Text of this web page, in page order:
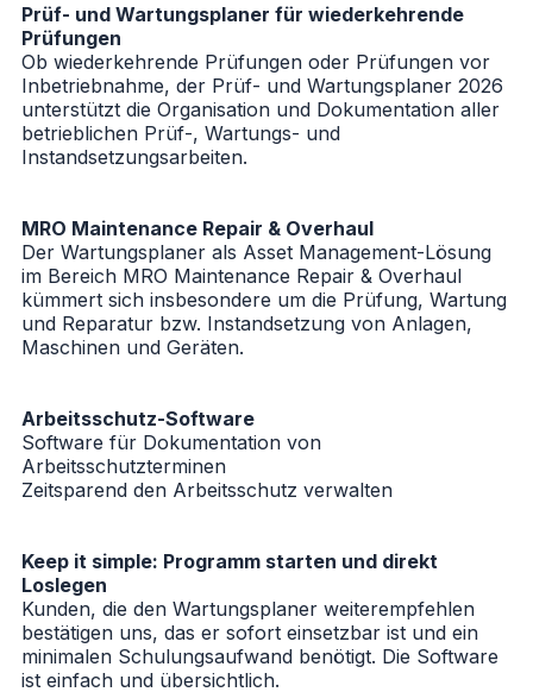
Prüf- und Wartungsplaner für wiederkehrende
Prüfungen
Ob wiederkehrende Prüfungen oder Prüfungen vor
Inbetriebnahme, der Prüf- und Wartungsplaner 2026
unterstützt die Organisation und Dokumentation aller
betrieblichen Prüf-, Wartungs- und
Instandsetzungsarbeiten.
MRO Maintenance Repair & Overhaul
Der Wartungsplaner als Asset Management-Lösung
im Bereich MRO Maintenance Repair & Overhaul
kümmert sich insbesondere um die Prüfung, Wartung
und Reparatur bzw. Instandsetzung von Anlagen,
Maschinen und Geräten.
Arbeitsschutz-Software
Software für Dokumentation von
Arbeitsschutzterminen
Zeitsparend den Arbeitsschutz verwalten
Keep it simple: Programm starten und direkt
Loslegen
Kunden, die den Wartungsplaner weiterempfehlen
bestätigen uns, das er sofort einsetzbar ist und ein
minimalen Schulungsaufwand benötigt. Die Software
ist einfach und übersichtlich.